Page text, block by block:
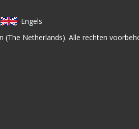
Engels
(The Netherlands). Alle rechten